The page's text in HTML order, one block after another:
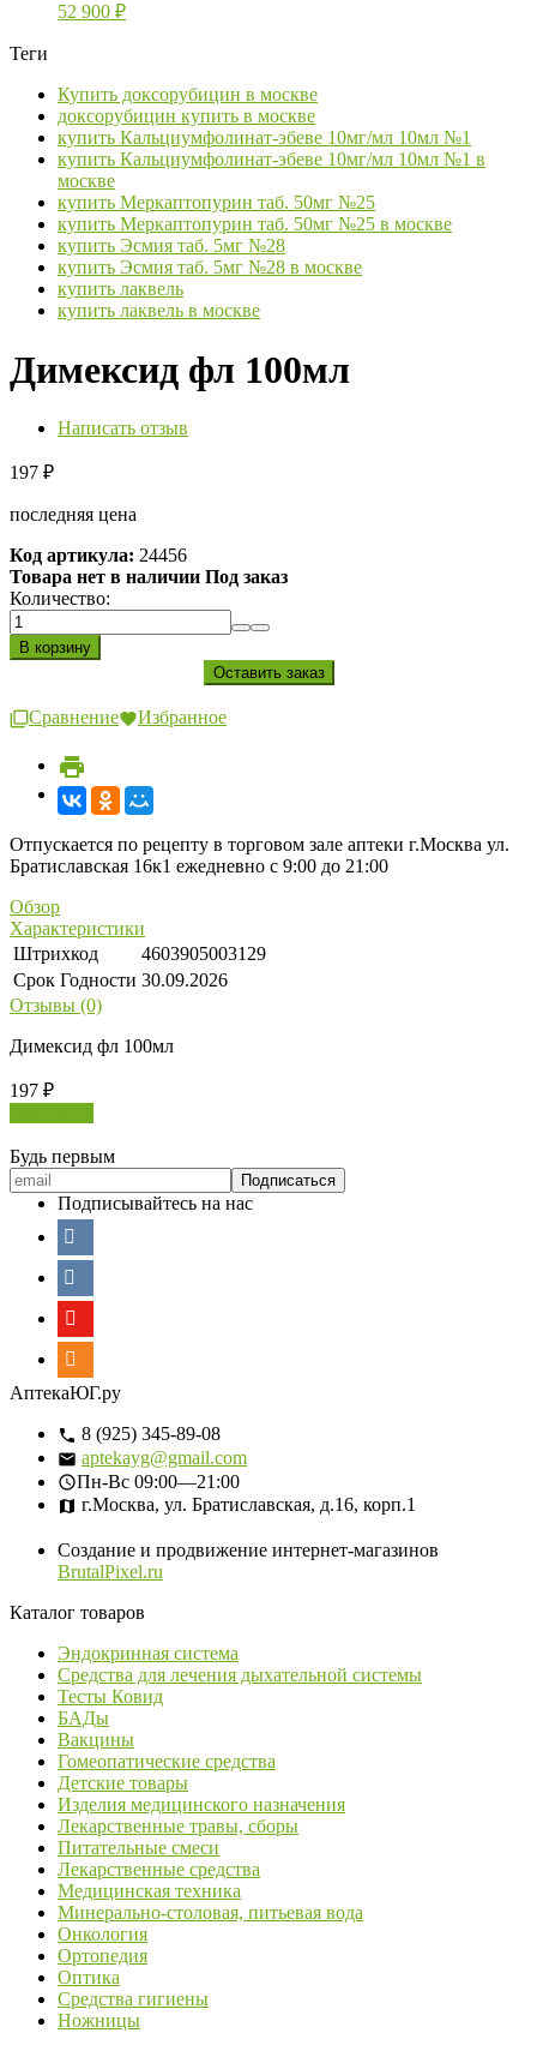
52 900 ₽
Теги
Купить доксорубицин в москве
доксорубицин купить в москве
купить Кальциумфолинат-эбеве 10мг/мл 10мл №1
купить Кальциумфолинат-эбеве 10мг/мл 10мл №1 в
москве
купить Меркаптопурин таб. 50мг №25
купить Меркаптопурин таб. 50мг №25 в москве
купить Эсмия таб. 5мг №28
купить Эсмия таб. 5мг №28 в москве
купить лаквель
купить лаквель в москве
Димексид фл 100мл
Написать отзыв
197 ₽
последняя цена
Код артикула: 24456
Товара нет в наличии Под заказ
Количество:
Сравнение Избранное
Отпускается по рецепту в торговом зале аптеки г.Москва ул.
Братиславская 16к1 ежедневно с 9:00 до 21:00
Обзор
Характеристики
Штрихкод
4603905003129
Срок Годности 30.09.2026
Отзывы (0)
Димексид фл 100мл
197 ₽
Будь первым
Подписывайтесь на нас
АптекаЮГ.ру
8 (925) 345-89-08
aptekayg@gmail.com
Пн-Вс 09:00—21:00
г.Москва, ул. Братиславская, д.16, корп.1
Создание и продвижение интернет-магазинов
BrutalPixel.ru
Каталог товаров
Эндокринная система
Средства для лечения дыхательной системы
Тесты Ковид
БАДы
Вакцины
Гомеопатические средства
Детские товары
Изделия медицинского назначения
Лекарственные травы, сборы
Питательные смеси
Лекарственные средства
Медицинская техника
Минерально-столовая, питьевая вода
Онкология
Ортопедия
Оптика
Средства гигиены
Ножницы